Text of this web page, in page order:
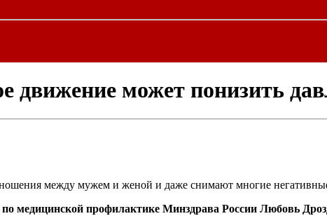
движение может понизить
между мужем и женой и даже снимают многие
медицинской профилактике Минздрава России Любовь